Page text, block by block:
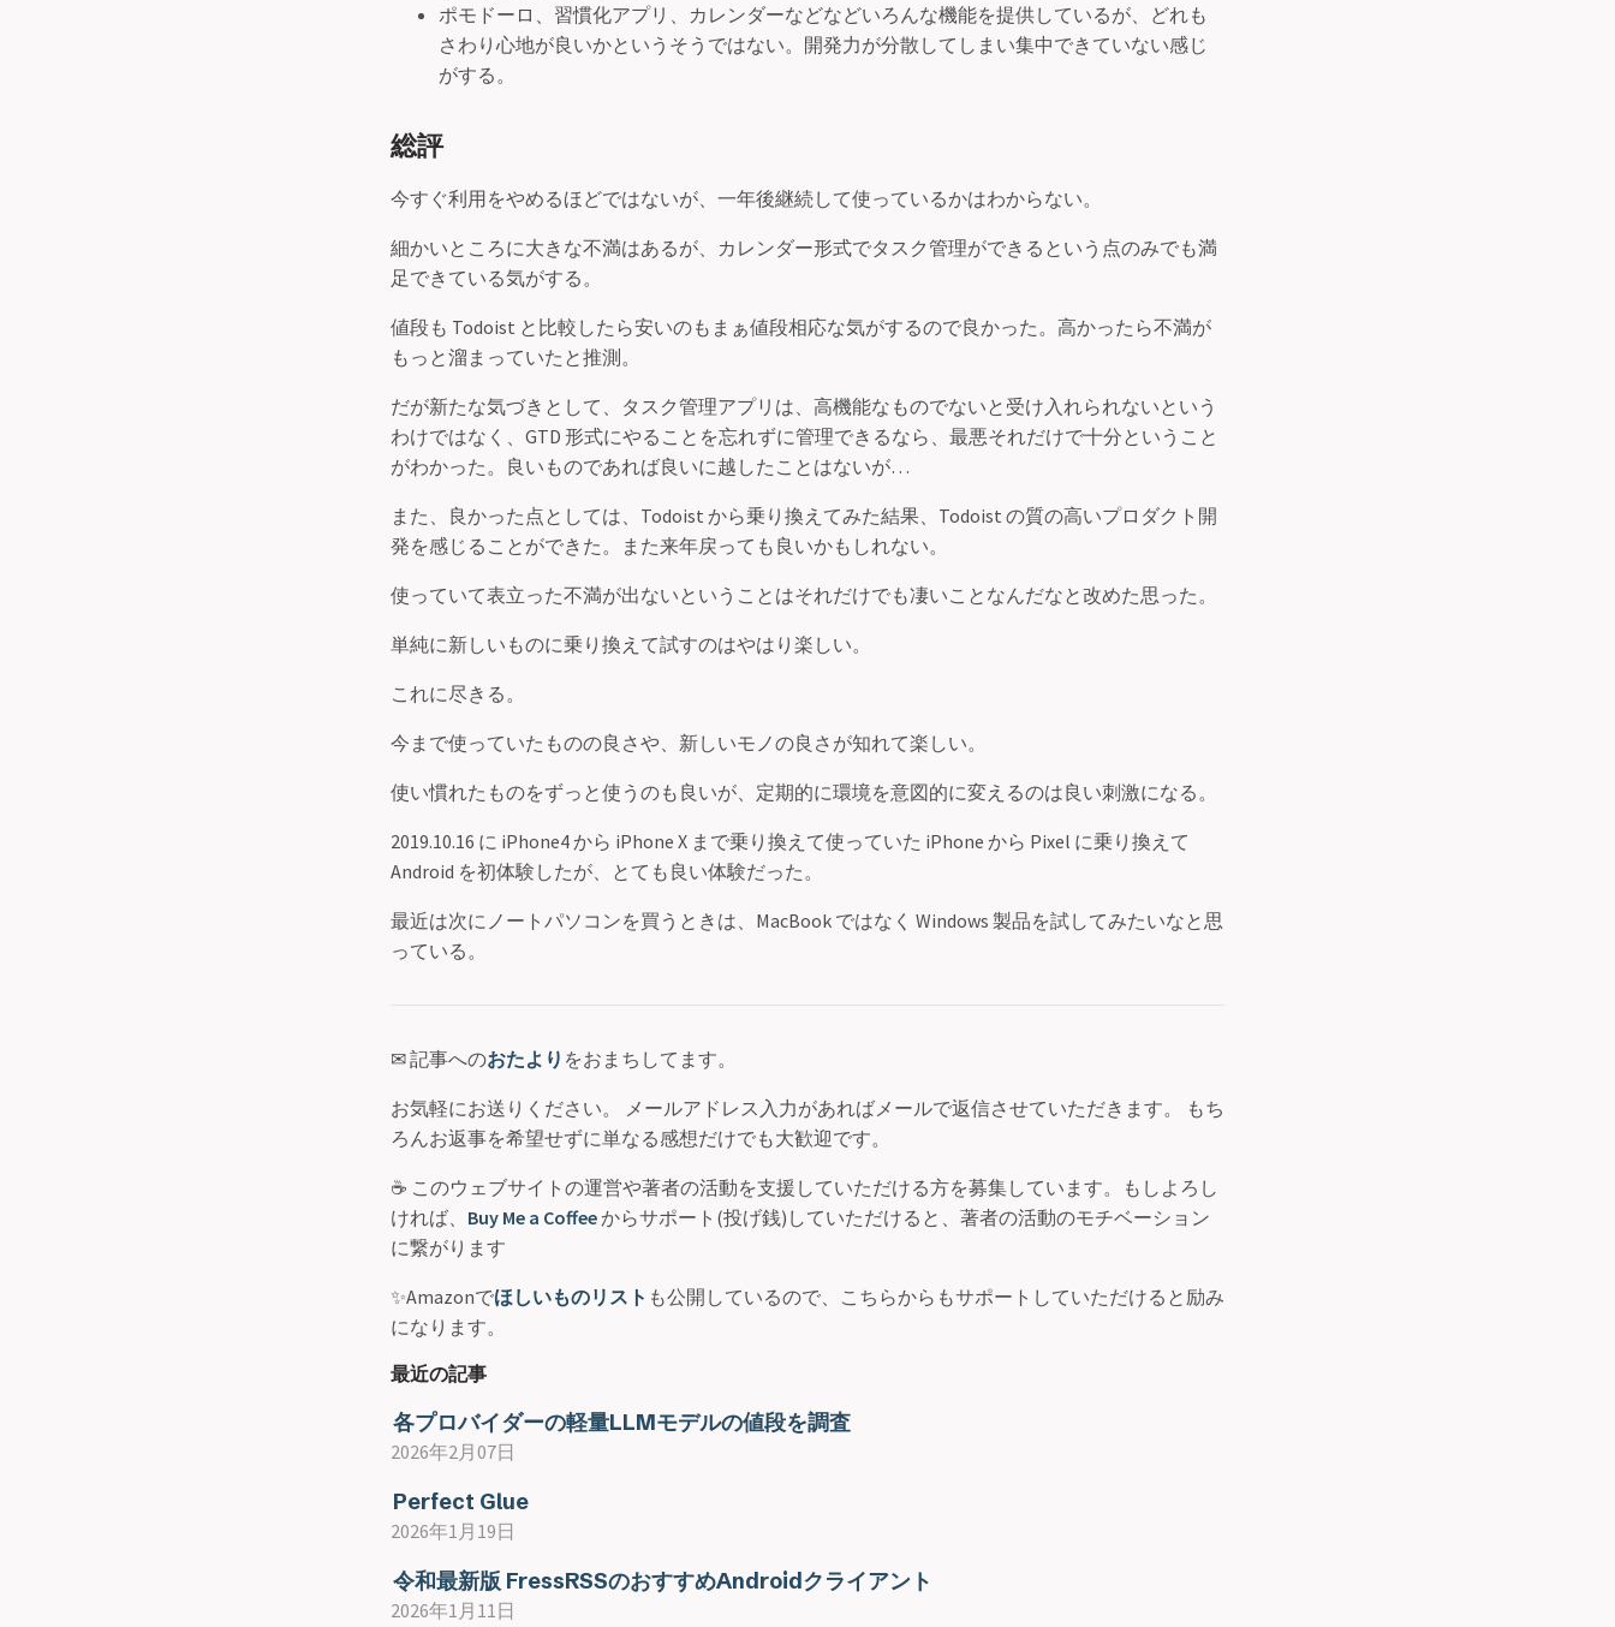
ポモドーロ、習慣化アプリ、カレンダーなどなどいろんな機能を提供しているが、どれも
さわり心地が良いかというそうではない。開発力が分散してしまい集中できていない感じ
がする。
総評
今すぐ利用をやめるほどではないが、一年後継続して使っているかはわからない。
細かいところに大きな不満はあるが、カレンダー形式でタスク管理ができるという点のみでも満
足できている気がする。
値段も Todoist と比較したら安いのもまぁ値段相応な気がするので良かった。高かったら不満が
もっと溜まっていたと推測。
だが新たな気づきとして、タスク管理アプリは、高機能なものでないと受け入れられないという
わけではなく、GTD 形式にやることを忘れずに管理できるなら、最悪それだけで十分ということ
がわかった。良いものであれば良いに越したことはないが…
また、良かった点としては、Todoist から乗り換えてみた結果、Todoist の質の高いプロダクト開
発を感じることができた。また来年戻っても良いかもしれない。
使っていて表立った不満が出ないということはそれだけでも凄いことなんだなと改めた思った。
単純に新しいものに乗り換えて試すのはやはり楽しい。
これに尽きる。
今まで使っていたものの良さや、新しいモノの良さが知れて楽しい。
使い慣れたものをずっと使うのも良いが、定期的に環境を意図的に変えるのは良い刺激になる。
2019.10.16 に iPhone4 から iPhone X まで乗り換えて使っていた iPhone から Pixel に乗り換えて
Android を初体験したが、とても良い体験だった。
最近は次にノートパソコンを買うときは、MacBook ではなく Windows 製品を試してみたいなと思
っている。
✉ 記事へのおたより をおまちしてます。
お気軽にお送りください。 メールアドレス入力があればメールで返信させていただきます。 もち
ろんお返事を希望せずに単なる感想だけでも大歓迎です。
☕ このウェブサイトの運営や著者の活動を支援していただける方を募集しています。もしよろし
ければ、 Buy Me a Coffeeからサポート(投げ銭)していただけると、著者の活動のモチベーション
に繋がります
✨Amazonでほしいものリスト も公開しているので、こちらからもサポートしていただけると励み
になります。
最近の記事
各プロバイダーの軽量LLMモデルの値段を調査
2026年2月07日
Perfect Glue
2026年1月19日
令和最新版 FressRSSのおすすめAndroidクライアント
2026年1月11日